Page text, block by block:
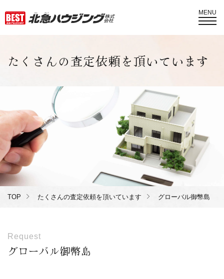
MENU
たくさんの査定依頼を頂いています
TOP たくさんの査定依頼を頂いています グローバル御幣島
Request
グローバル御幣島